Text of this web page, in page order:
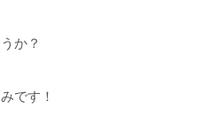
か？
です！